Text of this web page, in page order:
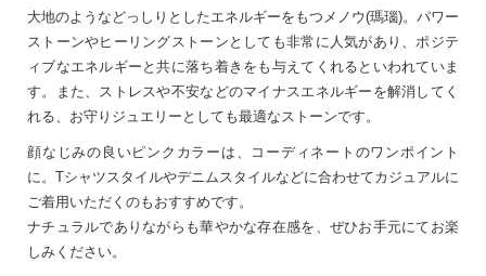
大地のようなどっしりとしたエネルギーをもつメノウ(瑪瑙)。パワー
ストーンやヒーリングストーンとしても非常に人気があり、ポジテ
ィブなエネルギーと共に落ち着きをも与えてくれるといわれていま
す。また、ストレスや不安などのマイナスエネルギーを解消してく
れる、お守りジュエリーとしても最適なストーンです。
顔なじみの良いピンクカラーは、コーディネートのワンポイント
に。Tシャツスタイルやデニムスタイルなどに合わせてカジュアルに
ご着用いただくのもおすすめです。
ナチュラルでありながらも華やかな存在感を、ぜひお手元にてお楽
しみください。